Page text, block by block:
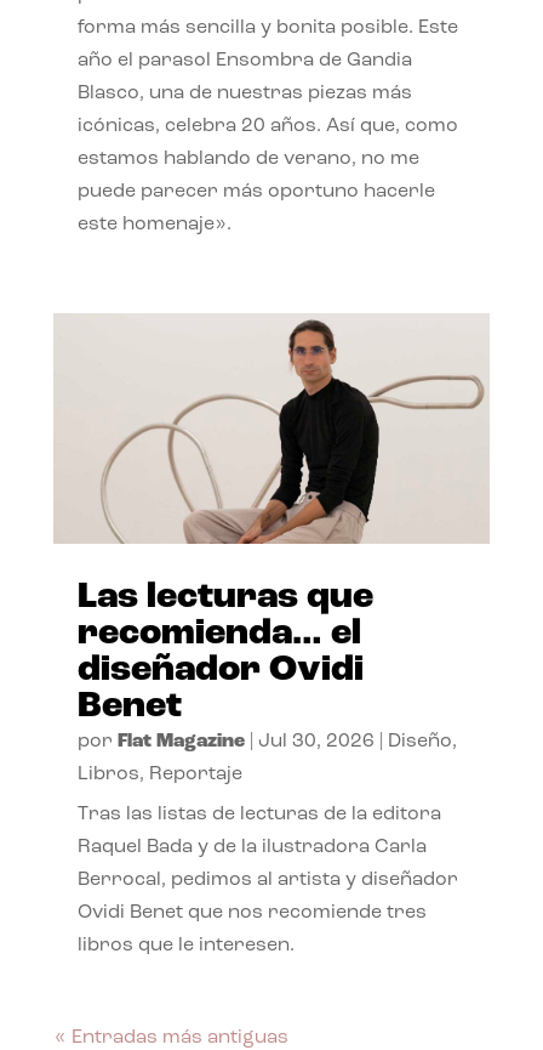
forma más sencilla y bonita posible. Este
año el parasol Ensombra de Gandia
Blasco, una de nuestras piezas más
icónicas, celebra 20 años. Así que, como
estamos hablando de verano, no me
puede parecer más oportuno hacerle
este homenaje».
Las lecturas que
recomienda… el
diseñador Ovidi
Benet
por Flat Magazine| Jul 30, 2026 Diseño,
Libros, Reportaje
Tras las listas de lecturas de la editora
Raquel Bada y de la ilustradora Carla
Berrocal, pedimos al artista y diseñador
Ovidi Benet que nos recomiende tres
libros que le interesen.
« Entradas más antiguas